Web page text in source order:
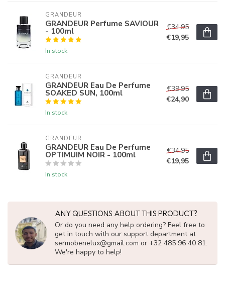
GRANDEUR
GRANDEUR Perfume SAVIOUR
- 100ml
In stock
€34,95
€19,95
GRANDEUR
GRANDEUR Eau De Perfume
SOAKED SUN, 100ml
In stock
€39,95
€24,90
GRANDEUR
GRANDEUR Eau De Perfume
OPTIMUIM NOIR - 100ml
In stock
€34,95
€19,95
ANY QUESTIONS ABOUT THIS PRODUCT?
Or do you need any help ordering? Feel free to
get in touch with our support department at
sermobenelux@gmail.com or +32 485 96 40 81.
We're happy to help!